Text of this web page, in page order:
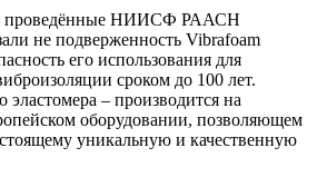
проведённые НИИСФ РААСН
не подверженность Vibrafoam
его использования для
сроком до 100 лет.
эластомера – производится на
оборудовании, позволяющем
уникальную и качественную